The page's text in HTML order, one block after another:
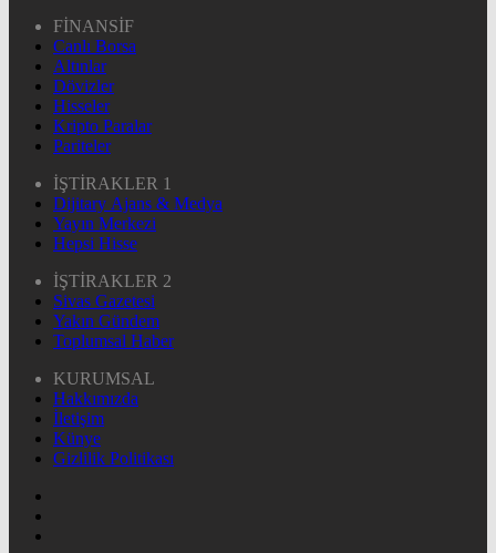
FİNANSİF
Canlı Borsa
Altınlar
Dövizler
Hisseler
Kripto Paralar
Pariteler
İŞTİRAKLER 1
Dijitary Ajans & Medya
Yayın Merkezi
Hepsi Hisse
İŞTİRAKLER 2
Sivas Gazetesi
Yakın Gündem
Toplumsal Haber
KURUMSAL
Hakkımızda
İletişim
Künye
Gizlilik Politikası